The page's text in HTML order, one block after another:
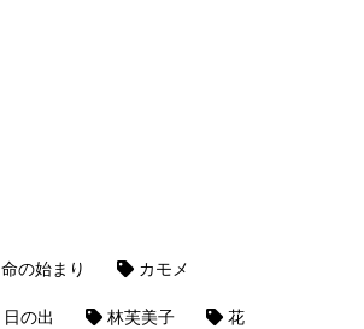
命の始まり カモメ
日の出 林芙美子 花